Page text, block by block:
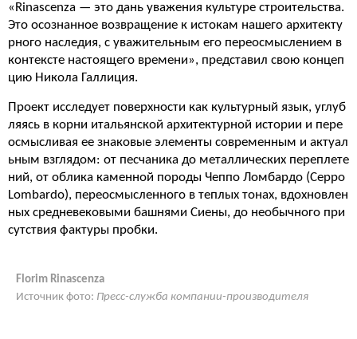
«Rinascenza — это дань уважения культуре строительства.
Это осознанное возвращение к истокам нашего архитекту
рного наследия, с уважительным его переосмыслением в
контексте настоящего времени», представил свою концеп
цию Никола Галлиция.
Проект исследует поверхности как культурный язык, углуб
ляясь в корни итальянской архитектурной истории и пере
осмысливая ее знаковые элементы современным и актуал
ьным взглядом: от песчаника до металлических переплете
ний, от облика каменной породы Чеппо Ломбардо (Ceppo
Lombardo), переосмысленного в теплых тонах, вдохновлен
ных средневековыми башнями Сиены, до необычного при
сутствия фактуры пробки.
Florim Rinascenza
Источник фото: Пресс-служба компании-производителя